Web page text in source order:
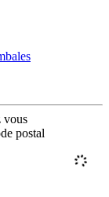
vous
postal